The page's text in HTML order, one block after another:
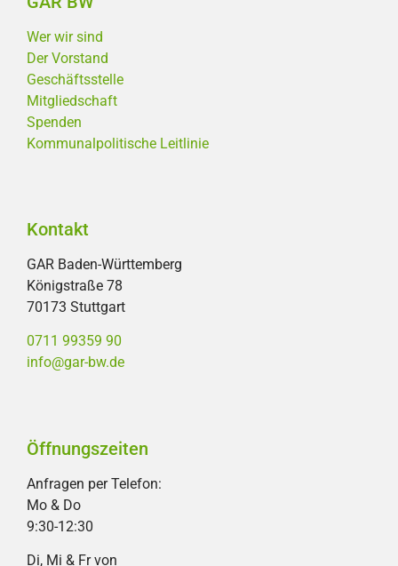
Wer wir sind
Der Vorstand
Geschäftsstelle
Mitgliedschaft
Spenden
Kommunalpolitische Leitlinie
Kontakt
GAR Baden-Württemberg
Königstraße 78
70173 Stuttgart
0711 99359 90
info@gar-bw.de
Öffnungszeiten
Anfragen per Telefon:
Mo & Do
9:30-12:30
Di, Mi & Fr von